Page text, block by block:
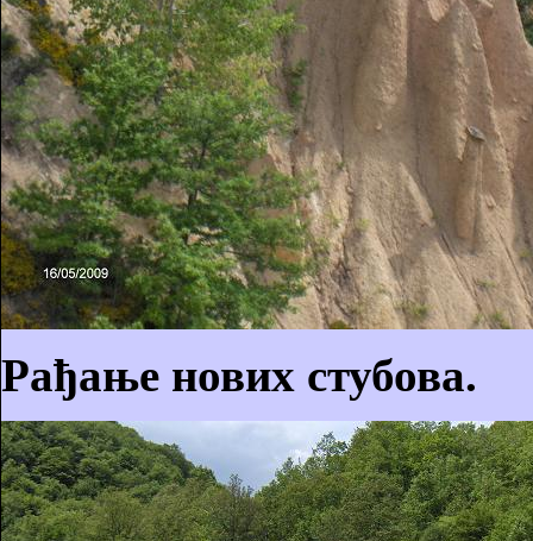
Рађање нових стубова.